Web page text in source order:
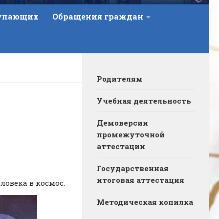
Обращения граждан
в космос.
Родителям
Учебная деятельность
Демоверсии
промежуточной
аттестации
Государственная
итоговая аттестация
Методическая копилка